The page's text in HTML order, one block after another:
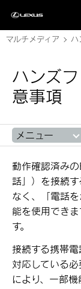
マルチメディア ハ
ハンズ
意事項
メニュー
動作確認済みの
話」）を接続
なく、「電話
能を使用でき
す。
接続する携帯
対応している
により、一部機